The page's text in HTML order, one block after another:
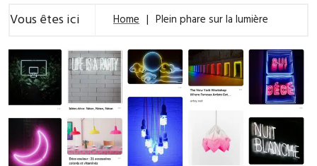
Vous êtes ici Home Plein phare sur la lumière